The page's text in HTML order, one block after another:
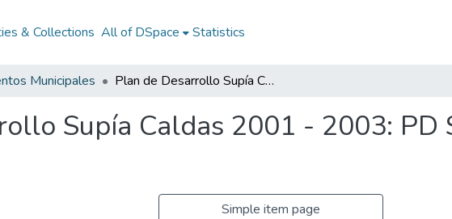
& Collections All of DSpace Statistics
Municipales Plan de Desarrollo Supía Caldas 2001 - 2003: PD Supía Caldas 2001 - 2003
Supía Caldas 2001 - 2003: PD
Simple item page